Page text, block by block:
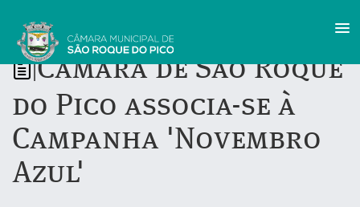
Câmara de São Roque
do Pico associa-se à
Campanha 'Novembro
Azul'